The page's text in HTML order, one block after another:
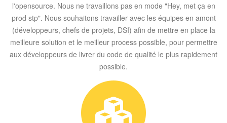
l'opensource. Nous ne travaillons pas en mode "Hey, met ça en
prod stp". Nous souhaitons travailler avec les équipes en amont
(développeurs, chefs de projets, DSI) afin de mettre en place la
meilleure solution et le meilleur process possible, pour permettre
aux développeurs de livrer du code de qualité le plus rapidement
possible.